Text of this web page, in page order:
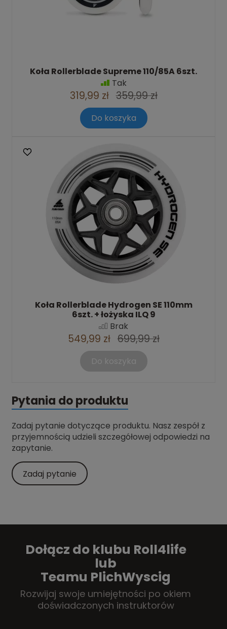
Koła Rollerblade Supreme 110/85A 6szt.
Tak
319,99 zł 359,99 zł
Do koszyka
Koła Rollerblade Hydrogen SE 110mm
6szt. + łożyska ILQ 9
Brak
549,99 zł 699,99 zł
Do koszyka
Pytania do produktu
Zadaj pytanie dotyczące produktu. Nasz zespół z
przyjemnością udzieli szczegółowej odpowiedzi na
zapytanie.
Zadaj pytanie
Dołącz do klubu Roll4life
lub
Teamu PlichWyscig
Rozwijaj swoje umiejętności po okiem
doświadczonych instruktorów